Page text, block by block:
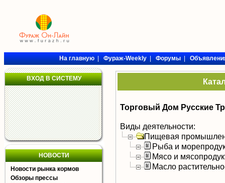
На главную|Фураж-Weekly|Форумы|
ВХОД В СИСТЕМУ
НОВОСТИ
Новости рынка кормов
Обзоры прессы
Торговый Дом Русские
Виды деятельности:
Пищевая
Рыба и
Мясо и
Масло